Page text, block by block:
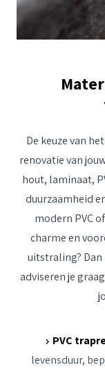
De keuze van
renovatie van
hout, laminaat,
duurzaamheid
modern PVC
charme en
uitstraling? Dan
adviseren je
PVC
levensduur,